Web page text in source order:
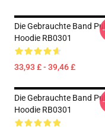
Die Gebrauchte Band
Hoodie RB0301
33,93 £ - 39,46 £
Die Gebrauchte Band
Hoodie RB0301